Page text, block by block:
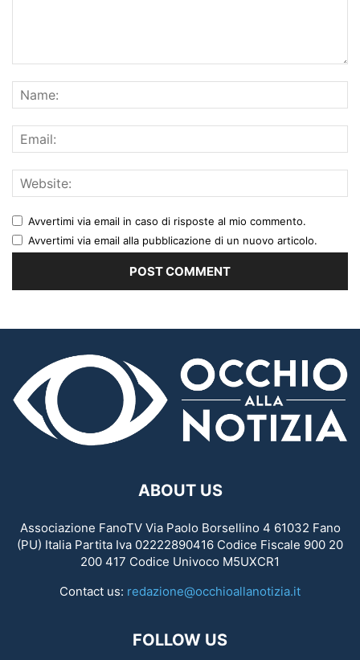
Avvertimi via email in caso di risposte al mio commento.
Avvertimi via email alla pubblicazione di un nuovo articolo.
ABOUT US
Associazione FanoTV Via Paolo Borsellino 4 61032 Fano
(PU) Italia Partita Iva 02222890416 Codice Fiscale 900 20
200 417 Codice Univoco M5UXCR1
Contact us: redazione@occhioallanotizia.it
FOLLOW US